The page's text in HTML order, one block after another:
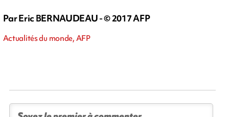
Par Eric BERNAUDEAU - © 2017 AFP
Actualités du monde, AFP